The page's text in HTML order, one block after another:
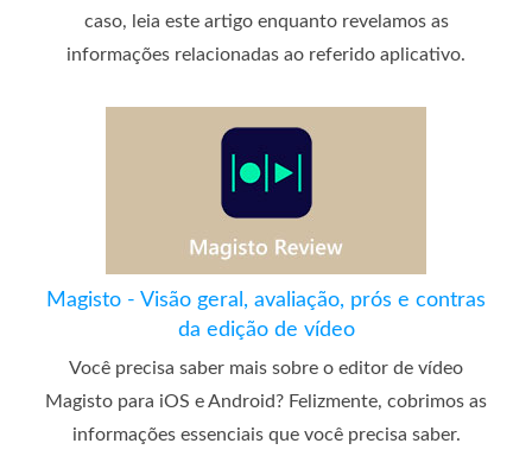
caso, leia este artigo enquanto revelamos as
informações relacionadas ao referido aplicativo.
Magisto - Visão geral, avaliação, prós e contras
da edição de vídeo
Você precisa saber mais sobre o editor de vídeo
Magisto para iOS e Android? Felizmente, cobrimos as
informações essenciais que você precisa saber.